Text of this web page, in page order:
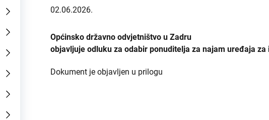
Državnoodvjetničko vijeće
Zabranjen utjecaj i prisila
02.06.2026.
Općinsko državno odvjetništvo u Zadru
objavljuje odluku za odabir ponuditelja za najam uređaja za
Dokument je objavljen u prilogu